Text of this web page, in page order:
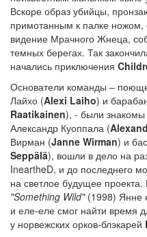
Вскоре образ убийцы,
примотанным к палке
видение Мрачного Жнеца,
темных берегах. Так
начались приключения
Основатели команды –
Лайхо (Alexi Laiho) и
Raatikainen), - были знакомы
Александр Куоппала (
Вирман (Janne Wirman) и
Seppälä), вошли в дело на
IneartheD, и до последнего
на светлое будущее
"Something Wild"(1998) Янне
и еле-еле смог найти время
у норвежских орков-блэкарей